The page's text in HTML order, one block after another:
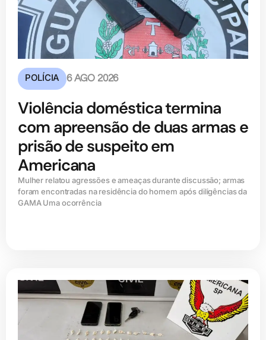
POLÍCIA 6 AGO 2026
Violência doméstica termina
com apreensão de duas armas e
prisão de suspeito em
Americana
Mulher relatou agressões e ameaças durante discussão; armas
foram encontradas na residência do homem após diligências da
GAMA Uma ocorrência